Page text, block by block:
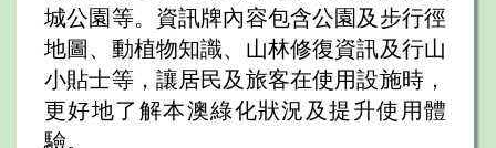
城公園等。資訊牌內容包含公園及步行徑
地圖、動植物知識、山林修復資訊及行山
小貼士等，讓居民及旅客在使用設施時，
更好地了解本澳綠化狀況及提升使用體
驗。